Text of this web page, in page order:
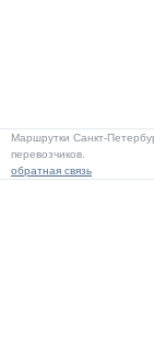
Маршрутки Санкт-
перевозчиков.
обратная связь